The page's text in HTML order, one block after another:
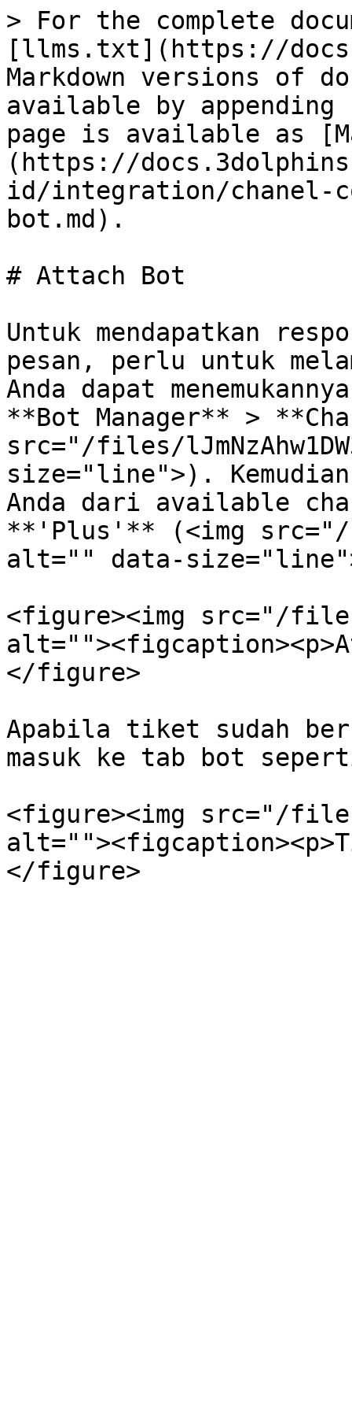
> For the complete
[llms.txt](https://
Markdown versions of
available by
page is available as
(https://
id/integration/chanel-
bot.md).
# Attach Bot
Untuk mendapatkan
pesan, perlu untuk
Anda dapat
**Bot Manager** >
src="/files/
size="line">).
Anda dari available
**'Plus'** (<img src="/
alt="" data-
<figure><img src="/files/
</figure>
Apabila tiket sudah
masuk ke tab bot
<figure><img src="/files/